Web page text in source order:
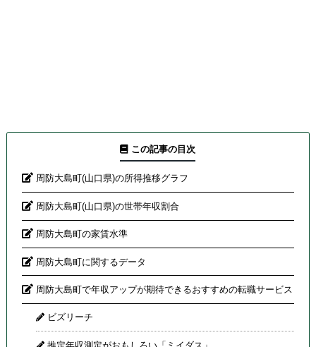
この記事の目次
周防大島町(山口県)の所得推移グラフ
周防大島町(山口県)の世帯年収割合
周防大島町の家賃水準
周防大島町に関するデータ
周防大島町で年収アップが期待できるおすすめの転職サービス
ビズリーチ